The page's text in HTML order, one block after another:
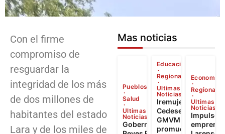
Con el firme
compromiso de
resguardar la
integridad de los más
de dos millones de
habitantes del estado
Lara y de los miles de
Mas noticias
Pueblos
Salud
Ultimas
Noticias
Gobernador
Educación
Regional
Ultimas
Noticias
Iremujer,
Cedesex y
GMVM
promueven
Economía
Regional
Ultimas
Noticias
Impulso